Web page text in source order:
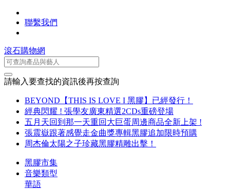
聯繫我們
滾石購物網
請輸入要查找的資訊後再按查詢
BEYOND【THIS IS LOVE I 黑膠】已經發行！
經典閃耀 ! 張學友廣東精選2CDs重磅登場
五月天回到那一天重回大巨蛋周邊商品全新上架 !
張震嶽跟著感覺走金曲獎專輯黑膠追加限時預購
周杰倫太陽之子珍藏黑膠精雕出擊！
黑膠市集
音樂類型
華語